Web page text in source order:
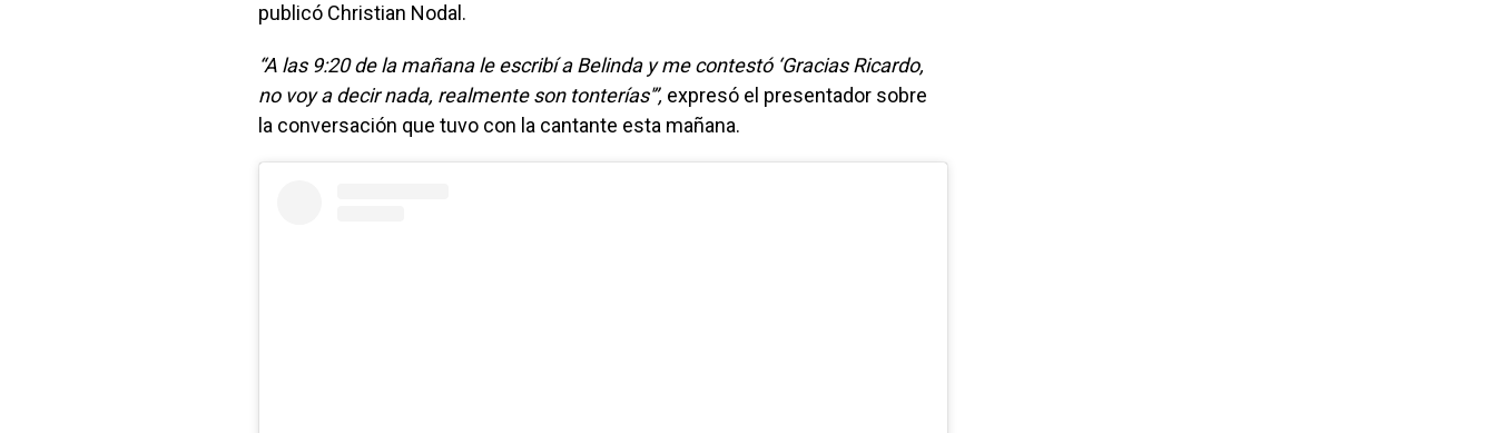
publicó Christian Nodal.
“A las 9:20 de la mañana le escribí a Belinda y me contestó ‘Gracias Ricardo,
no voy a decir nada, realmente son tonterías'”, expresó el presentador sobre
la conversación que tuvo con la cantante esta mañana.